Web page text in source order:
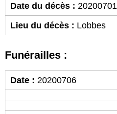
Date du décès : 20200701
Lieu du décès : Lobbes
Funérailles :
Date : 20200706